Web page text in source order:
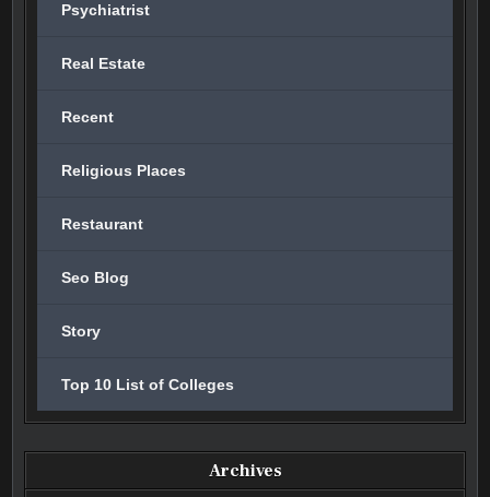
Psychiatrist
Real Estate
Recent
Religious Places
Restaurant
Seo Blog
Story
Top 10 List of Colleges
Archives